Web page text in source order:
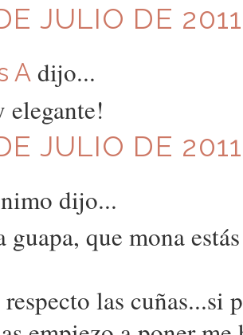
JULIO DE
Adijo...
elegante!
JULIO DE
dijo...
guapa, que mona
las cuñas...si